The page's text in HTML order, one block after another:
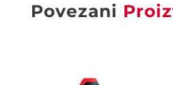
Povezani